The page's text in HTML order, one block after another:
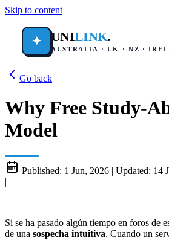
Skip to content
✦ UNILINK.
AUSTRALIA · UK · NZ ·
Go back
Why Free Study-
Model
Published: 1 Jun, 2026 | Updated: 14
|
Si se ha pasado algún tiempo en foros de
de una sospecha intuitiva. Cuando un